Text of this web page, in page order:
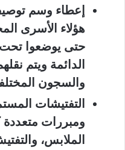
إعطاء وسم
هؤلاء الأسرى
حتى يوضعوا تحت
الدائمة ويتم
والسجون
التفتيشات
ومبررات
الملابس،